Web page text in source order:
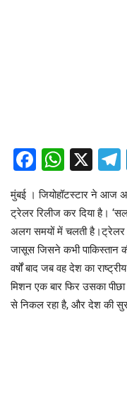
X
मुंबई । जियोहॉटस्टार ने आज
ट्रेलर रिलीज कर दिया है।
अलग समयों में चलती है।ट्रेलर
जासूस जिसने कभी पाकिस्तान
वर्षों बाद जब वह देश का
मिशन एक बार फिर उसका
से निकल रहा है, और देश की